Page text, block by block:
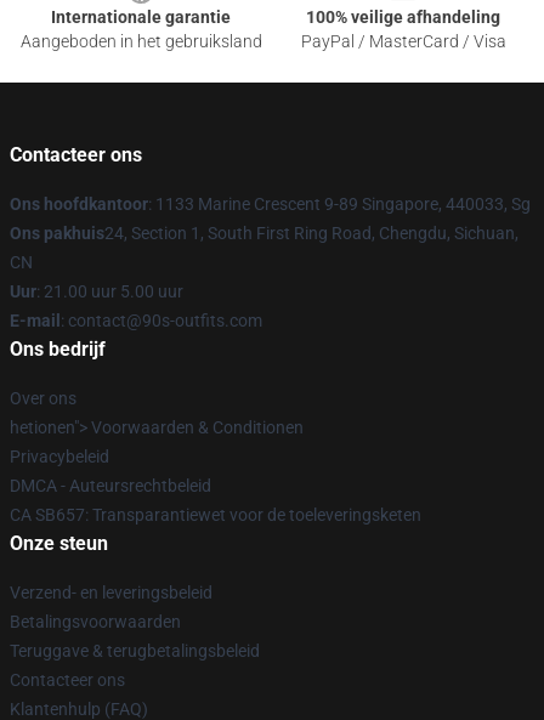
Internationale garantie
Aangeboden in het gebruiksland
100% veilige afhandeling
PayPal / MasterCard / Visa
Contacteer ons
Ons hoofdkantoor: 1133 Marine Crescent 9-89 Singapore, 440033, Sg
Ons pakhuis24, Section 1, South First Ring Road, Chengdu, Sichuan,
CN
Uur: 21.00 uur 5.00 uur
E-mail : contact@90s-outfits.com
Ons bedrijf
Over ons
hetionen"> Voorwaarden & Conditionen
Privacybeleid
DMCA - Auteursrechtbeleid
CA SB657: Transparantiewet voor de toeleveringsketen
Onze steun
Verzend- en leveringsbeleid
Betalingsvoorwaarden
Teruggave & terugbetalingsbeleid
Contacteer ons
Klantenhulp (FAQ)